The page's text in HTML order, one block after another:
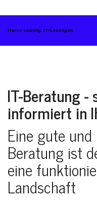
IT-Beratung
informiert in
Eine gute
Beratung ist
eine
Landschaft